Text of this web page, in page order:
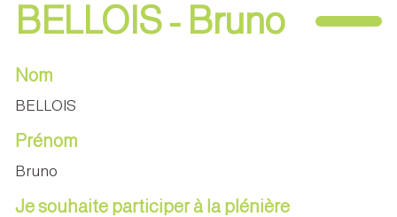
BELLOIS - Bruno
Nom
BELLOIS
Prénom
Bruno
Je souhaite participer à la plénière